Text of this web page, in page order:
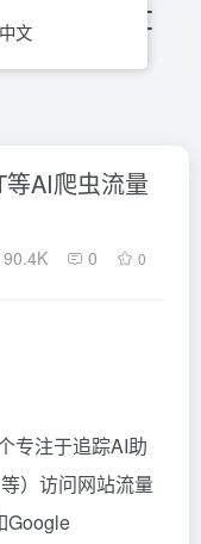
AI爬虫流量
90.4K 0 0
专注于追踪AI助
）访问网站流量
Google
文